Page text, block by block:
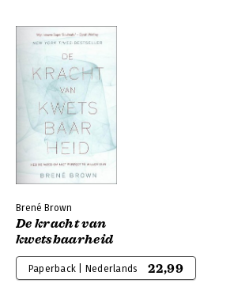
Brené Brown
De kracht van
kwetsbaarheid
Paperback | Nederlands 22,99